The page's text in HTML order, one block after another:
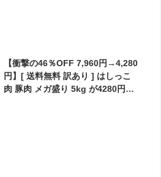
【衝撃の46％OFF 7,960円→4,280
円】[ 送料無料 訳あり ] はしっこ
肉 豚肉 メガ盛り 5kg が4280円と